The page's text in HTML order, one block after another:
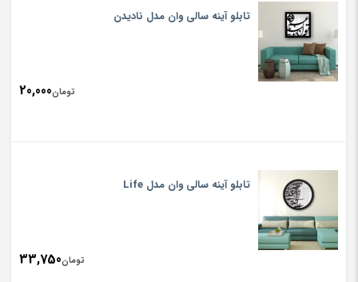
تابلو آینه سالی وان مدل نادیدن
تومان20,000
تابلو آینه سالی وان مدل Life
تومان33,750